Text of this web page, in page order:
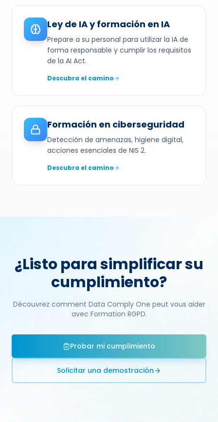
Ley de IA y formación en IA
Prepare a su personal para utilizar la IA de
forma responsable y cumplir los requisitos
de la AI Act.
Descubra el camino
Formación en ciberseguridad
Detección de amenazas, higiene digital,
acciones esenciales de NIS 2.
Descubra el camino
¿Listo para simplificar su
cumplimiento?
Découvrez comment Data Comply One peut vous aider
avec Formation RGPD.
Probar mi cumplimiento
Solicitar una demostración